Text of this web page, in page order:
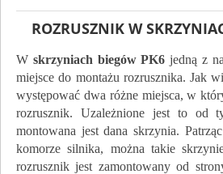
ROZRUSZNIK W
W skrzyniach biegów PK6 jedną z
miejsce do montażu rozrusznika. Jak
występować dwa różne miejsca, w
rozrusznik. Uzależnione jest to od
montowana jest dana skrzynia.
komorze silnika, można takie
rozrusznik jest zamontowany od